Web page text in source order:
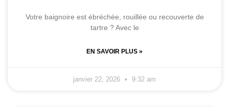
Votre baignoire est ébréchée, rouillée ou recouverte de
tartre ? Avec le
EN SAVOIR PLUS »
janvier 22, 2026 9:32 am